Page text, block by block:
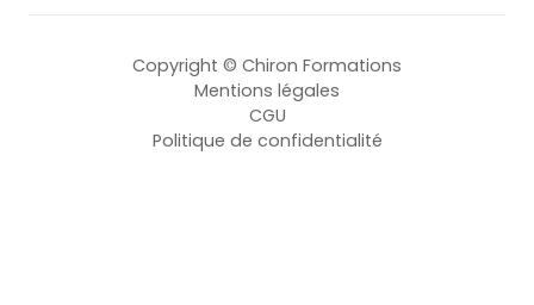
Copyright © Chiron Formations
Mentions légales
CGU
Politique de confidentialité